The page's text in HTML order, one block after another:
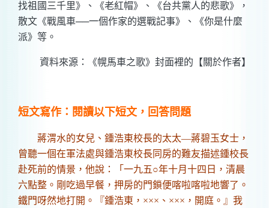
找祖國三千里》、《老紅帽》、《台共黨人的悲歌》，
散文《戰風車──一個作家的選戰記事》、《你是什麼
派》等。
資料來源：《幌馬車之歌》封面裡的【關於作者】
短文寫作：閱讀以下短文，回答問題
蔣渭水的女兒、鍾浩東校長的太太—蔣碧玉女士，
曾聽一個在軍法處與鍾浩東校長同房的難友描述鍾校長
赴死前的情景，他說：「一九五○年十月十四日，清晨
六點整。剛吃過早餐，押房的門鎖便喀啦喀啦地響了。
鐵門呀然地打開。『鍾浩東，×××、×××，開庭。』我